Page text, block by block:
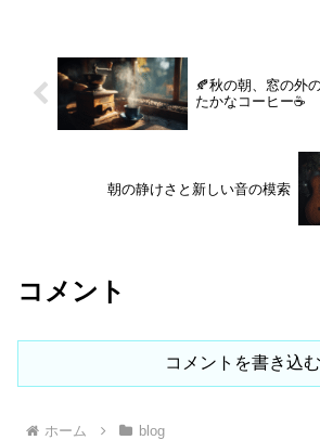
🍂秋の朝、窓の外
たかなコーヒー☕
朝の静けさと新しい音の模索
コメント
コメントを書き込む
ホーム blog